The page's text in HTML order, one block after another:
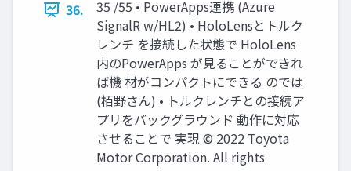
36.
35 /55 • PowerApps連携 (Azure
SignalR w/HL2) • HoloLensとトルク
レンチ を接続した状態で HoloLens
内のPowerApps が見ることができれ
ば機 材がコンパクトにできる のでは
(栢野さん) • トルクレンチとの接続ア
プリをバックグラウンド 動作に対応
させることで 実現 © 2022 Toyota
Motor Corporation. All rights